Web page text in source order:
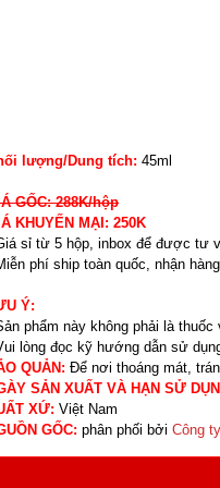
lượng/Dung tích: 45ml
GỐC: 288K/hộp
KHUYẾN MẠI: 250K
sỉ từ 5 hộp, inbox để được tư
phí ship toàn quốc, nhận
Ý:
phẩm này không phải là
lòng đọc kỹ hướng dẫn sử
QUẢN: Để nơi thoáng mát,
SẢN XUẤT VÀ HẠN SỬ
XỨ: Việt Nam
GỐC: phân phối bởi Công